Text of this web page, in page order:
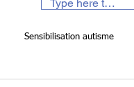
Sensibilisation autisme